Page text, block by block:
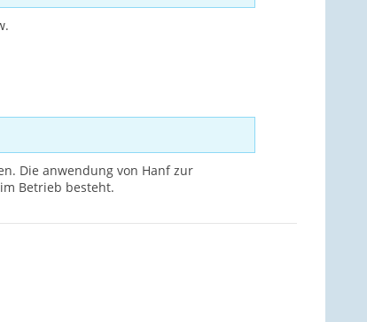
Die anwendung von Hanf zur
Betrieb besteht.